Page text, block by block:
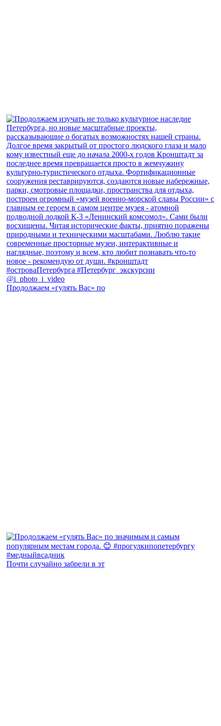
Продолжаем «гулять Вас» по
Почти случайно забрели в эт